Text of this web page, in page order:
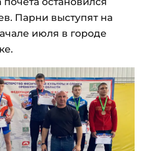
Парни выступят на
июля в городе